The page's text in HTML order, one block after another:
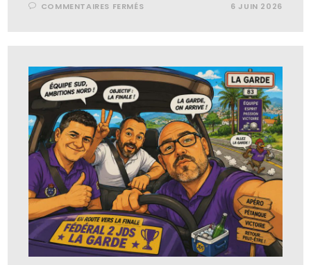
COMMENTAIRES FERMÉS 6 JUIN 2026